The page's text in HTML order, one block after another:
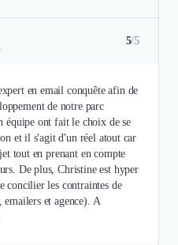
5/5
en email conquête afin de
de notre parc
équipe ont fait le choix de se
et il s'agit d'un réel atout car
tout en prenant en compte
De plus, Christine est hyper
concilier les contraintes de
emailers et agence). A